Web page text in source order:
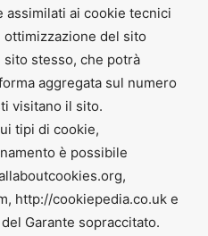
assimilati ai cookie tecnici
del sito
stesso, che potrà
aggregata sul numero
visitano il sito.
tipi di cookie,
è possibile
http://cookiepedia.co.uk e
Garante sopraccitato.